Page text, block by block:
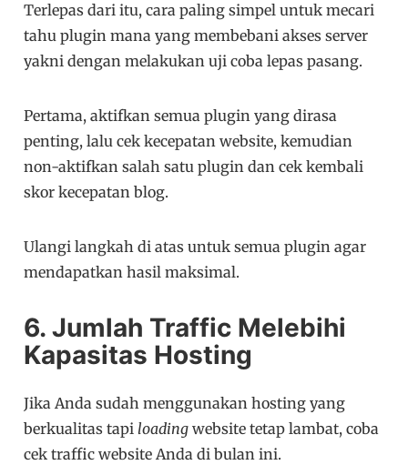
Terlepas dari itu, cara paling simpel untuk mecari
tahu plugin mana yang membebani akses server
yakni dengan melakukan uji coba lepas pasang.
Pertama, aktifkan semua plugin yang dirasa
penting, lalu cek kecepatan website, kemudian
non-aktifkan salah satu plugin dan cek kembali
skor kecepatan blog.
Ulangi langkah di atas untuk semua plugin agar
mendapatkan hasil maksimal.
6. Jumlah Traffic Melebihi
Kapasitas Hosting
Jika Anda sudah menggunakan hosting yang
berkualitas tapiloadingwebsite tetap lambat, coba
cek traffic website Anda di bulan ini.